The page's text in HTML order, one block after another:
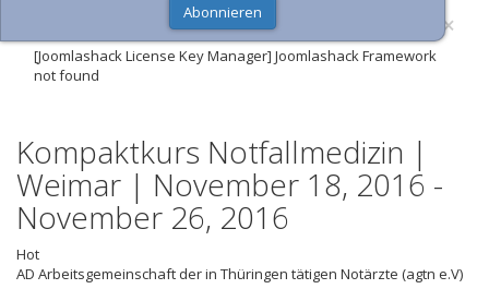
×
[Joomlashack License Key Manager] Joomlashack Framework
not found
Kompaktkurs Notfallmedizin |
Weimar | November 18, 2016 -
November 26, 2016
Hot
AD Arbeitsgemeinschaft der in Thüringen tätigen Notärzte (agtn e.V)